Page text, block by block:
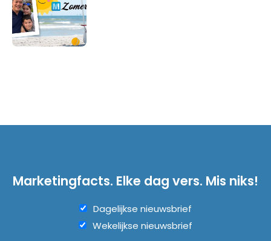
Marketingfacts. Elke dag vers. Mis niks!
Dagelijkse nieuwsbrief
Wekelijkse nieuwsbrief